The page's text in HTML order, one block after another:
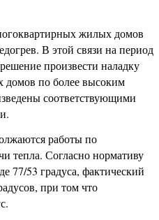
жилых домов
В этой связи на период
произвести наладку
домов по более высоким
соответствующими
работы по
тепла. Согласно нормативу
77/53 градуса, фактический
при том что